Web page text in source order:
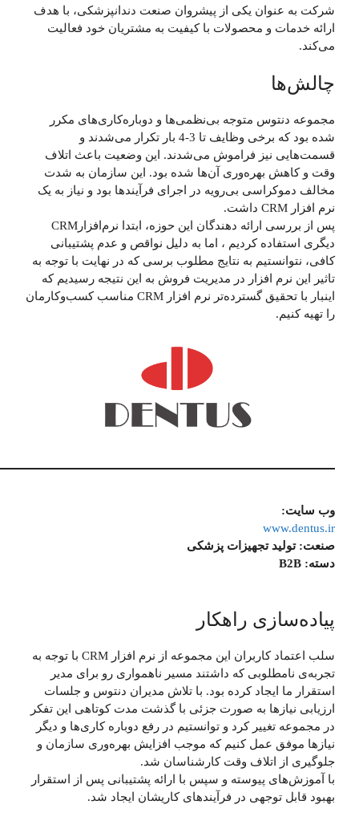
شرکت به عنوان یکی از پیشروان صنعت دندانپزشکی، با هدف
ارائه خدمات و محصولات با کیفیت به مشتریان خود فعالیت
می‌کند.
چالش‌ها
مجموعه دنتوس متوجه بی‌نظمی‌ها و دوباره‌کاری‌های مکرر
شده بود که برخی وظایف تا 3-4 بار تکرار می‌شدند و
قسمت‌هایی نیز فراموش می‌شدند. این وضعیت باعث اتلاف
وقت و کاهش بهره‌وری آن‌ها شده بود. این سازمان به شدت
مخالف دموکراسی بی‌رویه در اجرای فرآیندها بود و نیاز به یک
نرم افزار CRM داشت.
پس از بررسی ارائه دهندگان این حوزه، ابتدا نرم‌افزارCRM
دیگری استفاده کردیم ، اما به دلیل نواقص و عدم پشتیبانی
کافی، نتوانستیم به نتایج مطلوب برسی که در نهایت با توجه به
تاثیر این نرم افزار در مدیریت فروش به این نتیجه رسیدیم که
اینبار با تحقیق گسترده‌تر نرم افزار CRM مناسب کسب‌وکارمان
را تهیه کنیم.
وب سایت:
www.dentus.ir
صنعت:تولید تجهیزات پزشکی
دسته:B2B
پیاده‌سازی راهکار
سلب اعتماد کاربران این مجموعه از نرم افزار CRM با توجه به
تجربه‌ی نامطلوبی که داشتند مسیر ناهمواری رو برای مدیر
استقرار ما ایجاد کرده بود. با تلاش مدیران دنتوس و جلسات
ارزیابی نیازها به صورت جزئی با گذشت مدت کوتاهی این تفکر
در مجموعه تغییر کرد و توانستیم در رفع دوباره کاری‌ها و دیگر
نیازها موفق عمل کنیم که موجب افزایش بهره‌وری سازمان و
جلوگیری از اتلاف وقت کارشناسان شد.
با آموزش‌های پیوسته و سپس با ارائه پشتیبانی پس از استقرار
بهبود قابل توجهی در فرآیندهای کاریشان ایجاد شد.